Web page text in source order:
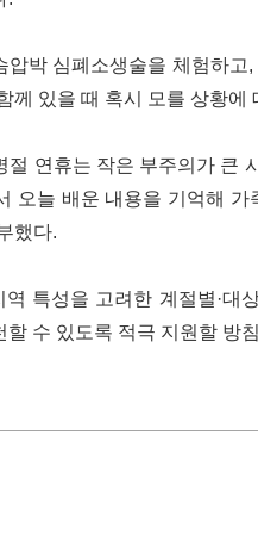
압박 심폐소생술을 체험하
께 있을 때 혹시 모를 상황
절 연휴는 작은 부주의가 큰
오늘 배운 내용을 기억해
했다.
특성을 고려한 계절별·대
할 수 있도록 적극 지원할 방